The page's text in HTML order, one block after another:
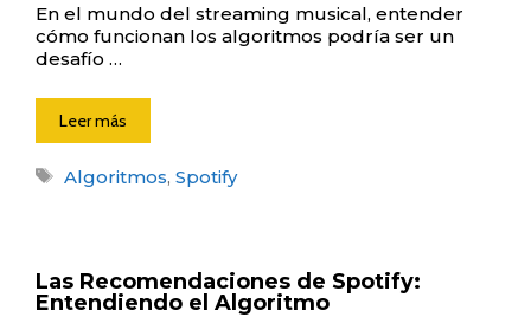
En el mundo del streaming musical, entender
cómo funcionan los algoritmos podría ser un
desafío …
Leer más
Etiquetas
Algoritmos, Spotify
Las Recomendaciones de Spotify:
Entendiendo el Algoritmo